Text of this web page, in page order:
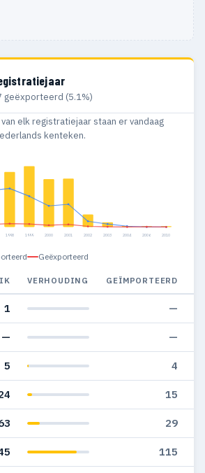
geëxporteerd (5.1%)
elk registratiejaar staan er vandaag
kenteken.
1998 1999 2000 2001 2002 2003 2004 2006 2010
Geëxporteerd
VERHOUDING GEÏMPORTEERD
1 —
— —
5 4
15
29
115